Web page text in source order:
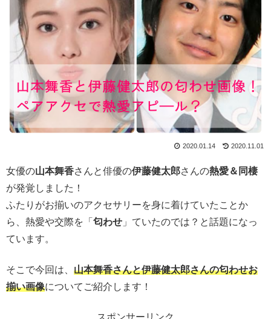
2020.11.01
2020.01.14
女優の山本舞香さんと俳優の伊藤健太郎さんの熱愛＆同棲
が発覚しました！
ふたりがお揃いのアクセサリーを身に着けていたことか
ら、熱愛や交際を「 匂わせ 」ていたのでは？と話題になっ
ています。
そこで今回は、 山本舞香さんと伊藤健太郎さんの匂わせお
揃い画像についてご紹介します！
スポンサーリンク